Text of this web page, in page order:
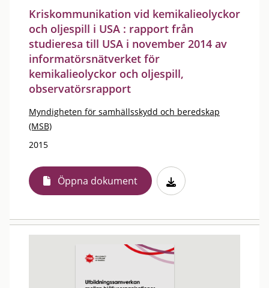
Kriskommunikation vid kemikalieolyckor
och oljespill i USA : rapport från
studieresa till USA i november 2014 av
informatörsnätverket för
kemikalieolyckor och oljespill,
observatörsrapport
Myndigheten för samhällsskydd och beredskap
(MSB)
2015
Öppna dokument